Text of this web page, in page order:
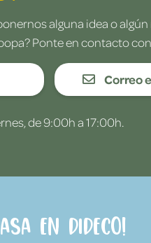
alguna idea o
Ponte en contacto
Correo
de 9:00h a 17:00h.
en Dideco!